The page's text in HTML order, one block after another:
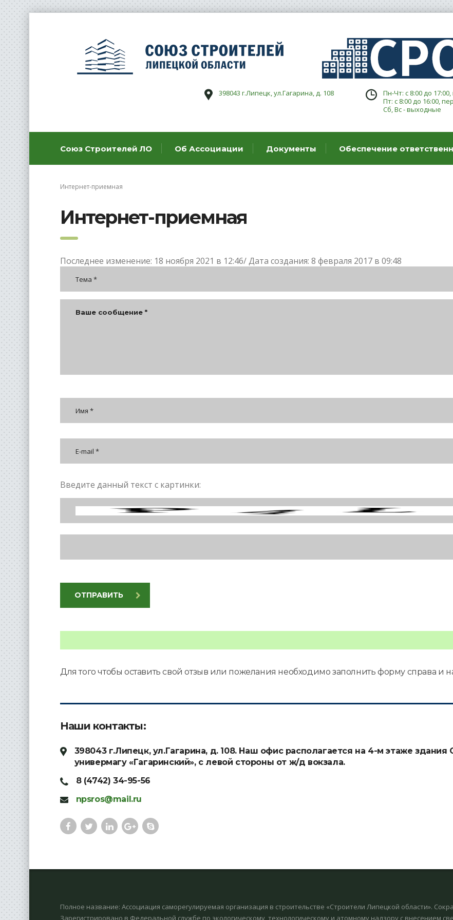
Пн-Чт: с 8:00 до
Пт: с 8:00 до 16:00,
Сб, Вс - выходные
398043 г.Липецк, ул.Гагарина, д. 108
Союз Строителей ЛО Об Ассоциации Документы Обеспечение
Интернет-приемная
Интернет-приемная
Последнее изменение: 18 ноября 2021 в 12:46/ Дата создания: 8 февраля 2017 в 09:48
Введите данный текст с картинки:
ОТПРАВИТЬ
Для того чтобы оставить свой отзыв или пожелания необходимо заполнить форму справа и
Наши контакты:
398043 г.Липецк, ул.Гагарина, д. 108. Наш офис располагается на 4-м этаже
универмагу «Гагаринский», с левой стороны от ж/д вокзала.
8 (4742) 34-95-56
npsros@mail.ru
Полное название: Ассоциация саморегулируемая организация в строительстве «Строители Липецкой области».
Зарегистрировано в Федеральной службе по экологическому, технологическому и атомному надзору с внесением